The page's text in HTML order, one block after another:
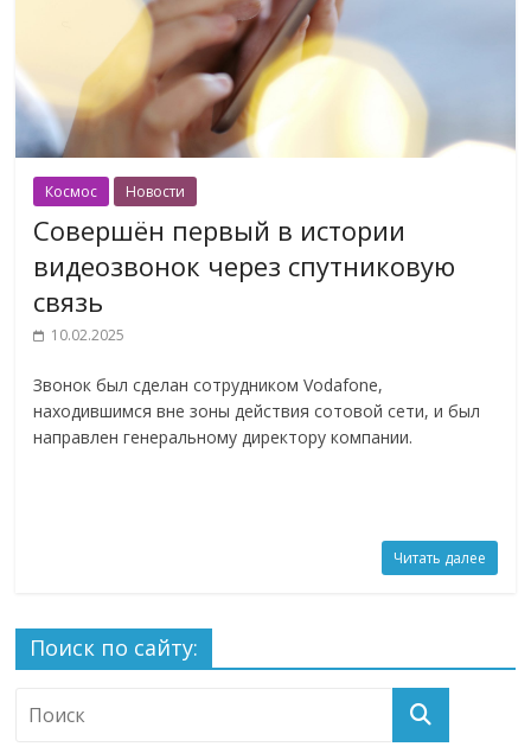
Космос Новости
Совершён первый в истории
видеозвонок через спутниковую
связь
10.02.2025
Звонок был сделан сотрудником Vodafone,
находившимся вне зоны действия сотовой сети, и был
направлен генеральному директору компании.
Читать далее
Поиск по сайту: